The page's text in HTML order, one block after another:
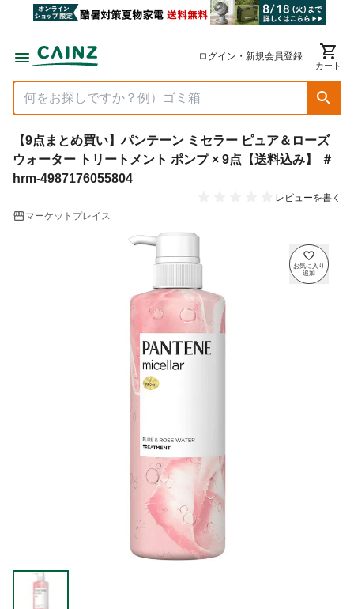
ログイン・新規会員登録
カート
【9点まとめ買い】パンテーン ミセラー ピュア＆ローズ
ウォーター トリートメント ポンプ × 9点【送料込み】 ＃
hrm-4987176055804
レビューを書く
マーケットプレイス